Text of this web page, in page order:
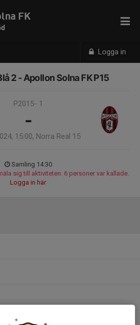
Logga in
FK
2 - Apollon Solna FK P15
P2015- 1
-
15:00, Norra Real 15
Samling 14:30
sig till aktiviteten. 6 personer var kallade.
Logga in här